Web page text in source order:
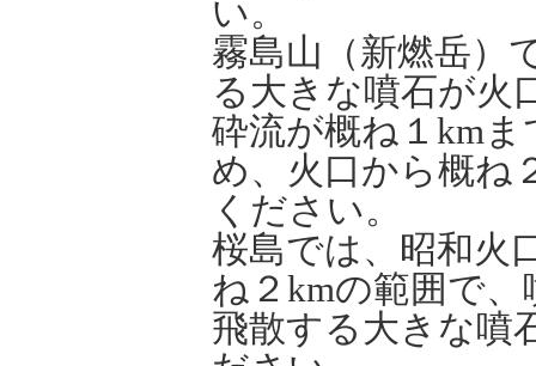
い。
霧島山（新燃岳）
る大きな噴石が火
砕流が概ね１km
め、火口から概ね
ください。
桜島では、昭和火
ね２kmの範囲で
飛散する大きな噴